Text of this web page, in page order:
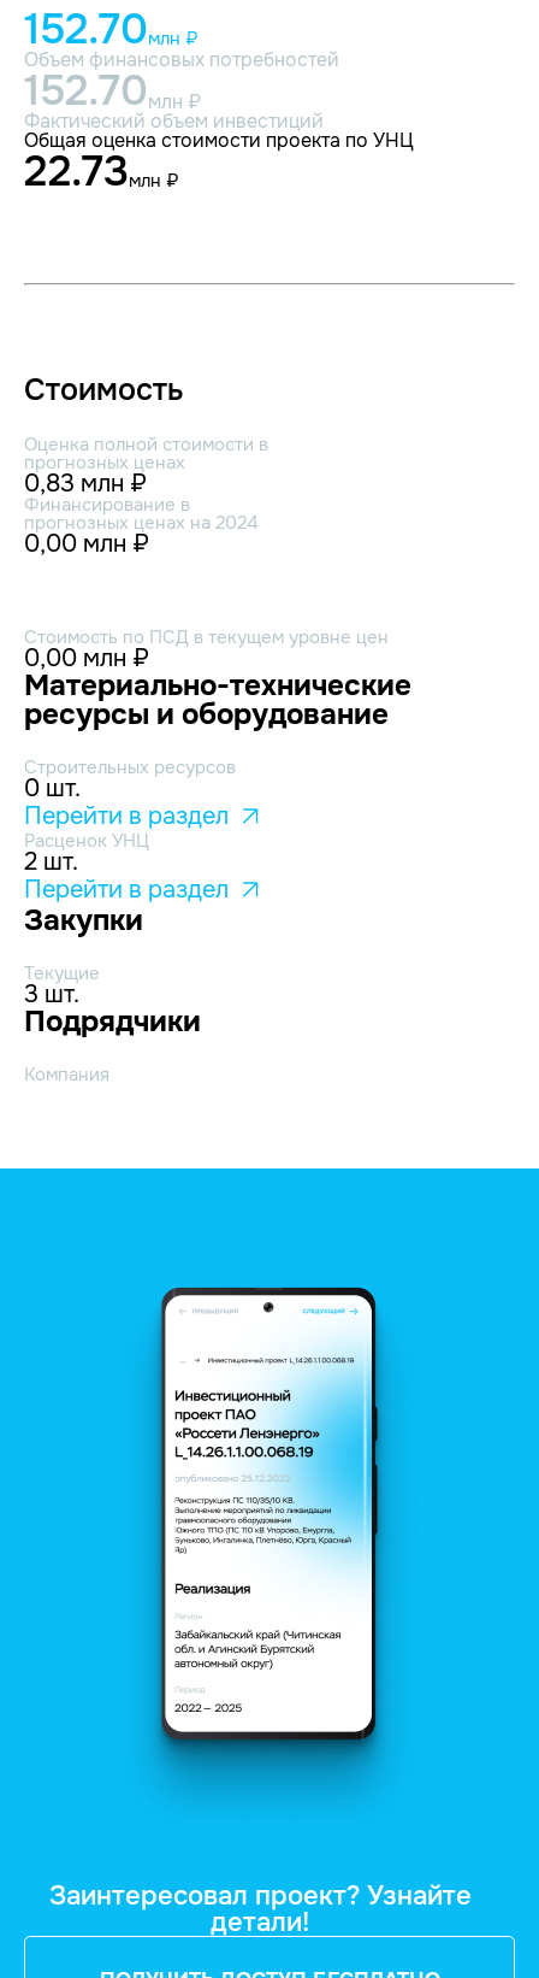
152.70млн ₽
Объем финансовых потребностей
152.70млн ₽
Фактический объем инвестиций
Общая оценка стоимости проекта по УНЦ
22.73млн ₽
Стоимость
Оценка полной стоимости в
прогнозных ценах
0,83 млн ₽
Финансирование в
прогнозных ценах на 2024
0,00 млн ₽
Стоимость по ПСД в текущем уровне цен
0,00 млн ₽
Материально-технические
ресурсы и оборудование
Строительных ресурсов
0 шт.
Перейти в раздел
Расценок УНЦ
2 шт.
Перейти в раздел
Закупки
Текущие
3 шт.
Подрядчики
Компания
Заинтересовал проект? Узнайте
детали!